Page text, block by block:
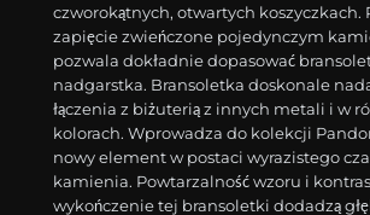
czworokątnych, otwartych koszyczkach.
zapięcie zwieńczone pojedynczym
pozwala dokładnie dopasować
nadgarstka. Bransoletka doskonale
łączenia z biżuterią z innych metali i w
kolorach. Wprowadza do kolekcji
nowy element w postaci wyrazistego
kamienia. Powtarzalność wzoru i
wykończenie tej bransoletki dodadzą